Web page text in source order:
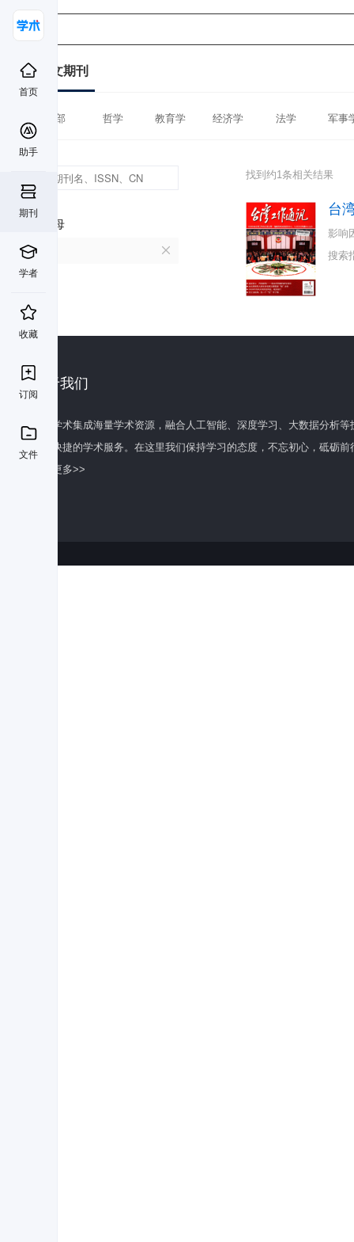
首页
助手
期刊
学者
收藏
订阅
文件
中文期刊
全部 哲学 教育学 经济学 法学 军事
首字母
T
找到约1条相关结果
台
影响
搜索
关于我们
百度学术集成海量学术资源，融合人工智能、深度学习、大数据分析
全面快捷的学术服务。在这里我们保持学习的态度，不忘初心，砥砺前
了解更多>>